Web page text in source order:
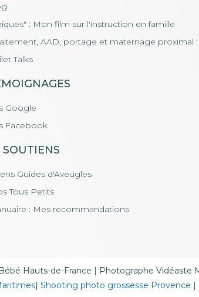
: Mon film sur l'instruction en famille
AAD, portage et maternage proximal
Talks
Google
Facebook
SOUTIENS
Guides d'Aveugles
Tous Petits
: Mes recommandations
Hauts-de-France | Photographe Vidéaste
| Shooting photo grossesse Provence |